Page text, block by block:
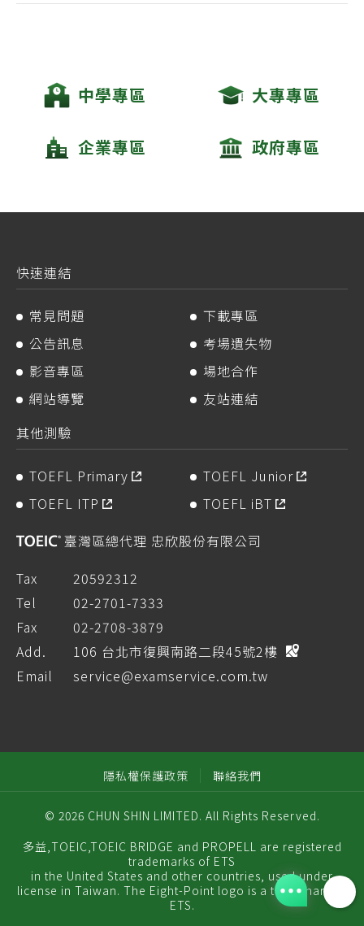
中學專區 大專專區
企業專區 政府專區
快速連結
常見問題
下載專區
公告訊息
考場遺失物
影音專區
場地合作
網站導覽
友站連結
其他測驗
TOEFL Primary
TOEFL Junior
TOEFL ITP
TOEFL iBT
臺灣區總代理 忠欣股份有限公司
Tax
20592312
Tel
02-2701-7333
Fax
02-2708-3879
Add.
106 台北市復興南路二段45號2樓
Email
service@examservice.com.tw
隱私權保護政策 聯絡我們
© 2026 CHUN SHIN LIMITED. All Rights Reserved.
多益,TOEIC,TOEIC BRIDGE and PROPELL are registered
trademarks of ETS
in the United States and other countries, used under
license in Taiwan. The Eight-Point logo is a trademark of
ETS.